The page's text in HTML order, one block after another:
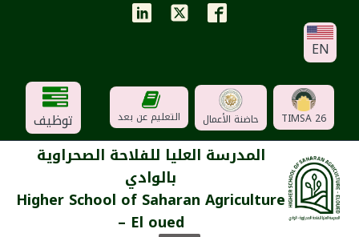
EN
TIMSA 26 حاضنة الأعمال التعليم عن بعد توظيف
المدرسة العليا للفلاحة الصحراوية
بالوادي
Higher School of Saharan Agriculture
– El oued